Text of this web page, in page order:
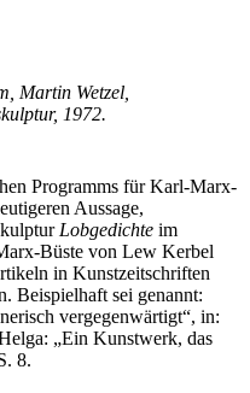
Martin Wetzel,
1972.
Programms für Karl-Marx-
Aussage,
Lobgedichte im
Büste von Lew Kerbel
in Kunstzeitschriften
Beispielhaft sei genannt:
vergegenwärtigt“, in:
„Ein Kunstwerk, das
8.